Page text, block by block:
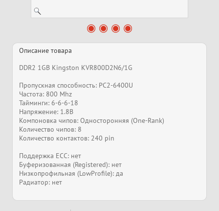
Описание товара
DDR2 1GB Kingston KVR800D2N6/1G
Пропускная способность: PC2-6400U
Частота: 800 Mhz
Тайминги: 6-6-6-18
Напряжение: 1.8В
Компоновка чипов: Односторонняя (One-Rank)
Количество чипов: 8
Количество контактов: 240 pin
Поддержка ECC: нет
Буферизованная (Registered): нет
Низкопрофильная (LowProfile): да
Радиатор: нет